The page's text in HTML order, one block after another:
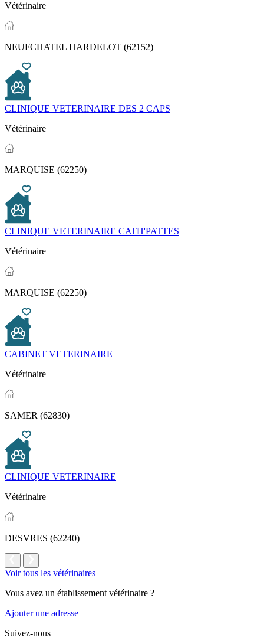
Vétérinaire
NEUFCHATEL HARDELOT (62152)
CLINIQUE VETERINAIRE DES 2 CAPS
Vétérinaire
MARQUISE (62250)
CLINIQUE VETERINAIRE CATH'PATTES
Vétérinaire
MARQUISE (62250)
CABINET VETERINAIRE
Vétérinaire
SAMER (62830)
CLINIQUE VETERINAIRE
Vétérinaire
DESVRES (62240)
Voir tous les vétérinaires
Vous avez un établissement vétérinaire ?
Ajouter une adresse
Suivez-nous